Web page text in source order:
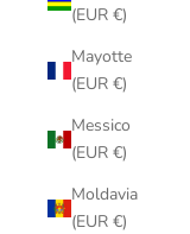
(EUR €)
Mayotte
(EUR €)
Messico
(EUR €)
Moldavia
(EUR €)